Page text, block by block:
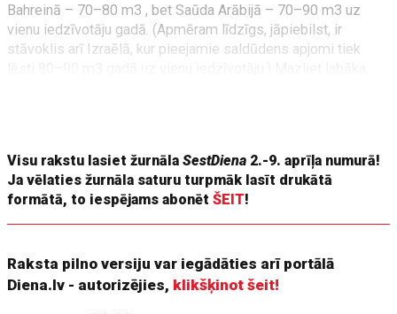
Bahreinā – 70–80 m3 , bet Saūda Arābijā – 70–90 m3 uz
vienu iedzīvotāju gadā. (Apmēram līdzīgs, jāpiebilst, ir
stāvoklis arī Izraēlā, kur pieejamie saldūdens apjomi tiek
Visu rakstu lasiet žurnālaSestDiena 2.-9. aprīļa numurā!
Ja vēlaties žurnāla saturu turpmāk lasīt drukātā
formātā, to iespējams abonētŠEIT!
Raksta pilno versiju var iegādāties arī portālā
Diena.lv - autorizējies, klikšķinot šeit!